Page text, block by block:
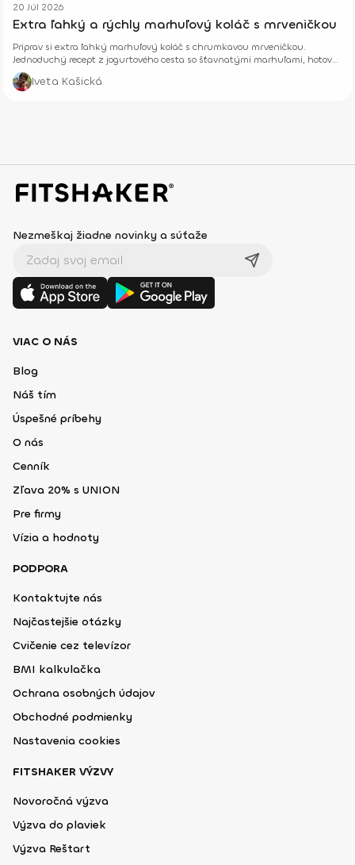
20 Júl 2026
Extra ľahký a rýchly marhuľový koláč s mrveničkou
Priprav si extra ľahký marhuľový koláč s chrumkavou mrveničkou.
Jednoduchý recept z jogurtového cesta so šťavnatými marhuľami, hotový
z pár surovín.
Iveta Kašická
Nezmeškaj žiadne novinky a súťaže
VIAC O NÁS
Blog
Náš tím
Úspešné príbehy
O nás
Cenník
Zľava 20% s UNION
Pre firmy
Vízia a hodnoty
PODPORA
Kontaktujte nás
Najčastejšie otázky
Cvičenie cez televízor
BMI kalkulačka
Ochrana osobných údajov
Obchodné podmienky
Nastavenia cookies
FITSHAKER VÝZVY
Novoročná výzva
Výzva do plaviek
Výzva Reštart